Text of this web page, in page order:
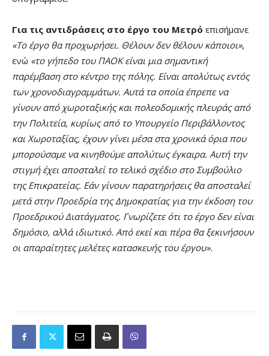
Για τις αντιδράσεις στο έργο του Μετρό επισήμανε
«Το έργο θα προχωρήσει. Θέλουν δεν θέλουν κάποιοι»,
ενώ «το γήπεδο του ΠΑΟΚ είναι μια σημαντική
παρέμβαση στο κέντρο της πόλης. Είναι απολύτως εντός
των χρονοδιαγραμμάτων. Αυτά τα οποία έπρεπε να
γίνουν από χωροταξικής και πολεοδομικής πλευράς από
την Πολιτεία, κυρίως από το Υπουργείο Περιβάλλοντος
και Χωροταξίας, έχουν γίνει μέσα στα χρονικά όρια που
μπορούσαμε να κινηθούμε απολύτως έγκαιρα. Αυτή την
στιγμή έχει αποσταλεί το τελικό σχέδιο στο Συμβούλιο
της Επικρατείας. Εάν γίνουν παρατηρήσεις θα αποσταλεί
μετά στην Προεδρία της Δημοκρατίας για την έκδοση του
Προεδρικού Διατάγματος. Γνωρίζετε ότι το έργο δεν είναι
δημόσιο, αλλά ιδιωτικό. Από εκεί και πέρα θα ξεκινήσουν
οι απαραίτητες μελέτες κατασκευής του έργου».